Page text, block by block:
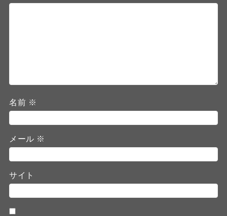
名前 ※
メール ※
サイト